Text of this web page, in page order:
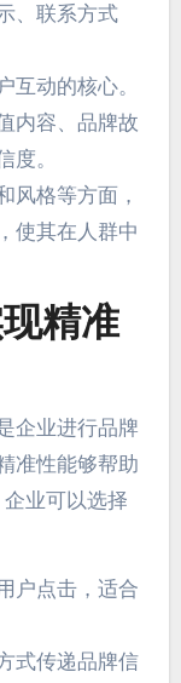
、联系方式
互动的核心。
内容、品牌故
度。
风格等方面，
使其在人群中
精准
企业进行品牌
准性能够帮助
业可以选择
户点击，适合
式传递品牌信